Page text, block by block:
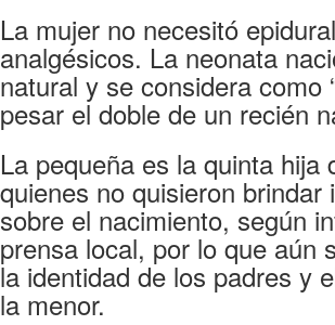
La mujer no necesitó
analgésicos. La neonata
natural y se considera como
pesar el doble de un recién
La pequeña es la quinta hija
quienes no quisieron brindar
sobre el nacimiento, según
prensa local, por lo que aún
la identidad de los padres y
la menor.